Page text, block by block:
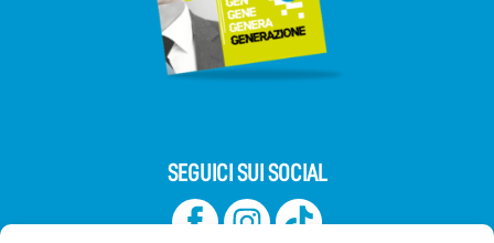
SEGUICI SUI SOCIAL